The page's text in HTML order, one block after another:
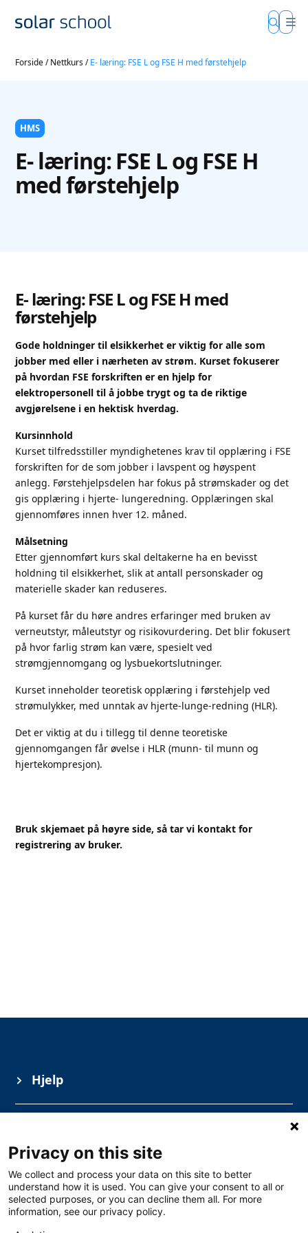
Forside/Nettkurs/E- læring: FSE L og FSE H med førstehjelp
HMS
E- læring: FSE L og FSE H
med førstehjelp
E- læring: FSE L og FSE H med
førstehjelp
Gode holdninger til elsikkerhet er viktig for alle som
jobber med eller i nærheten av strøm. Kurset fokuserer
på hvordan FSE forskriften er en hjelp for
elektropersonell til å jobbe trygt og ta de riktige
avgjørelsene i en hektisk hverdag.
Kursinnhold
Kurset tilfredsstiller myndighetenes krav til opplæring i FSE
forskriften for de som jobber i lavspent og høyspent
anlegg. Førstehjelpsdelen har fokus på strømskader og det
gis opplæring i hjerte- lungeredning. Opplæringen skal
gjennomføres innen hver 12. måned.
Målsetning
Etter gjennomført kurs skal deltakerne ha en bevisst
holdning til elsikkerhet, slik at antall personskader og
materielle skader kan reduseres.
På kurset får du høre andres erfaringer med bruken av
verneutstyr, måleutstyr og risikovurdering. Det blir fokusert
på hvor farlig strøm kan være, spesielt ved
strømgjennomgang og lysbuekortslutninger.
Kurset inneholder teoretisk opplæring i førstehjelp ved
strømulykker, med unntak av hjerte-lunge-redning (HLR).
Det er viktig at du i tillegg til denne teoretiske
gjennomgangen får øvelse i HLR (munn- til munn og
hjertekompresjon).
Bruk skjemaet på høyre side, så tar vi kontakt for
registrering av bruker.
Hjelp
Kurs
Privacy on this site
We collect and process your data on this site to better
understand how it is used. You can give your consent to all or
selected purposes, or you can decline them all. For more
information, see our privacy policy.